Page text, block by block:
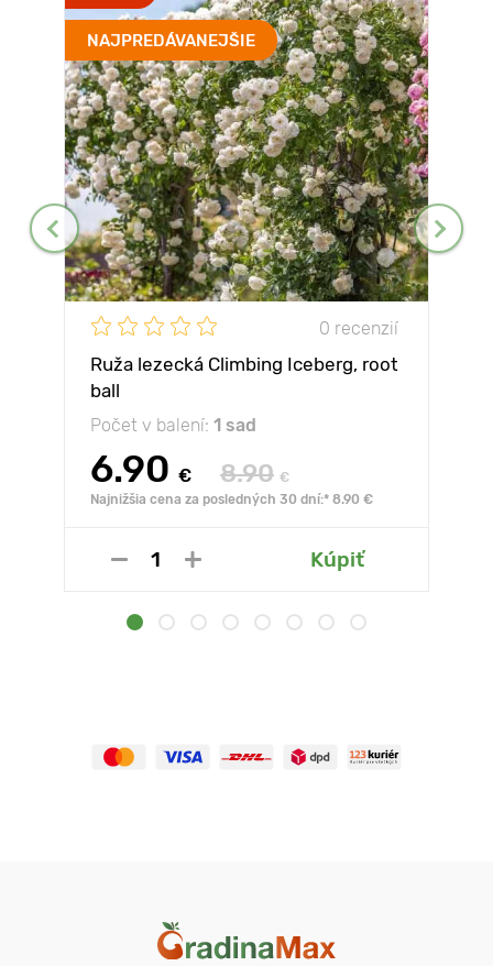
NAJPREDÁVANEJŠIE
0 recenzií
Ruža lezecká Climbing Iceberg, root
ball
Počet v balení: 1 sad
6.90 € 8.90 €
Najnižšia cena za posledných 30 dní:* 8.90 €
Kúpiť